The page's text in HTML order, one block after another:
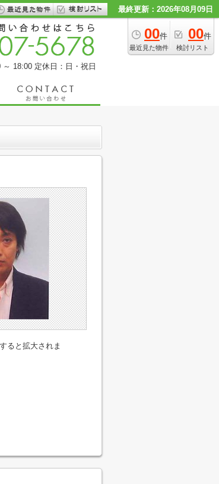
最終更新：2026年08月09日
00件
最近見た物件
00件
検討リスト
～ 18:00 定休日：日・祝日
ると拡大されま